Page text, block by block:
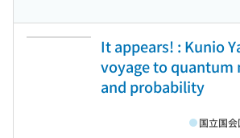
It appears! : Kunio
voyage to quantum
and probability
国立国